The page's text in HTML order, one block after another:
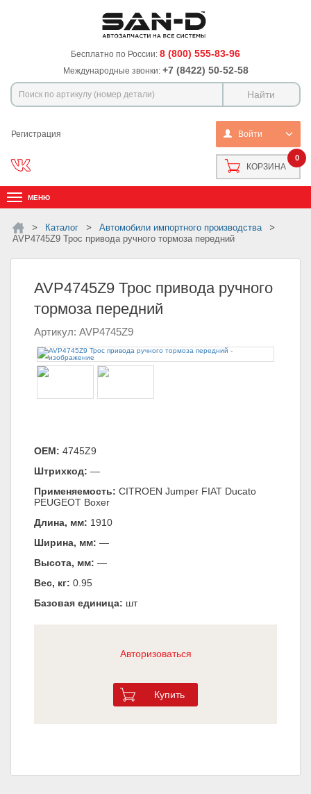
Бесплатно по России: 8 (800) 555-83-96
Международные звонки: +7 (8422) 50-52-58
Регистрация Войти
0
КОРЗИНА
МЕНЮ
Каталог
Автомобили импортного производства
AVP4745Z9 Трос привода ручного тормоза передний
AVP4745Z9 Трос привода ручного
тормоза передний
Артикул: AVP4745Z9
ОЕМ: 4745Z9
Штрихкод: —
Применяемость: CITROEN Jumper FIAT Ducato
PEUGEOT Boxer
Длина, мм: 1910
Ширина, мм: —
Высота, мм: —
Вес, кг: 0.95
Базовая единица: шт
Авторизоваться
Купить